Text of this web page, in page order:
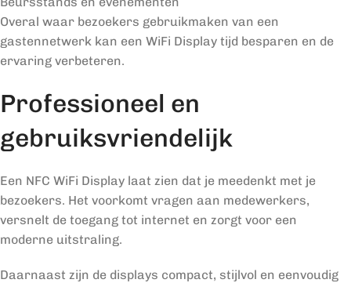
Overal waar bezoekers gebruikmaken van een
gastennetwerk kan een WiFi Display tijd besparen en de
ervaring verbeteren.
Professioneel en
gebruiksvriendelijk
Een NFC WiFi Display laat zien dat je meedenkt met je
bezoekers. Het voorkomt vragen aan medewerkers,
versnelt de toegang tot internet en zorgt voor een
moderne uitstraling.
Daarnaast zijn de displays compact, stijlvol en eenvoudig